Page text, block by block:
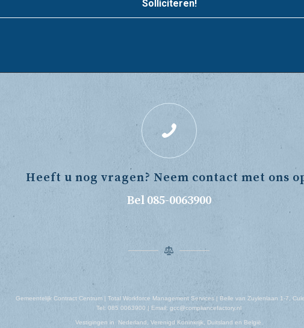
Solliciteren!
Heeft u nog vragen? Neem contact met ons
Bel 085-0063900
Gemeentelijk Contract Centrum | Total Workforce Management Services | Belle van Zuylenlaan 1-7,
Tel: 085 0063900 | Email: gcc@compliancefactory.nl
Vestigingen in Nederland, Verenigd Koninkrijk, Duitsland en België.